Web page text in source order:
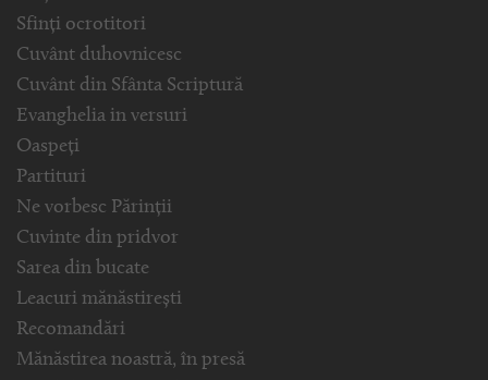
Sfinți ocrotitori
Cuvânt duhovnicesc
Cuvânt din Sfânta Scriptură
Evanghelia in versuri
Oaspeți
Partituri
Ne vorbesc Părinții
Cuvinte din pridvor
Sarea din bucate
Leacuri mănăstirești
Recomandări
Mănăstirea noastră, în presă